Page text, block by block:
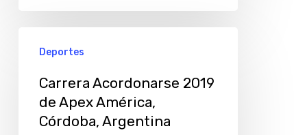
Deportes
Carrera Acordonarse 2019
de Apex América,
Córdoba, Argentina